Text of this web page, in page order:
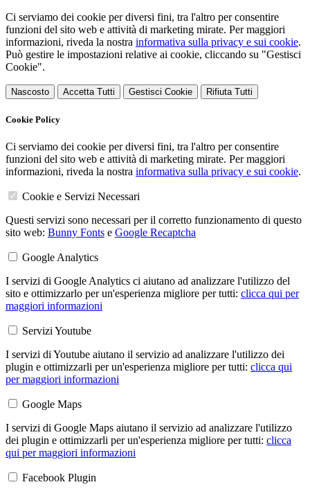
Ci serviamo dei cookie per diversi fini, tra l'altro per consentire
funzioni del sito web e attività di marketing mirate. Per maggiori
informazioni, riveda la nostra informativa sulla privacy e sui cookie.
Può gestire le impostazioni relative ai cookie, cliccando su "Gestisci
Cookie".
Nascosto Accetta Tutti Gestisci Cookie Rifiuta Tutti
Cookie Policy
Ci serviamo dei cookie per diversi fini, tra l'altro per consentire
funzioni del sito web e attività di marketing mirate. Per maggiori
informazioni, riveda la nostra informativa sulla privacy e sui cookie.
Cookie e Servizi Necessari
Questi servizi sono necessari per il corretto funzionamento di questo
sito web: Bunny Fonts e Google Recaptcha
Google Analytics
I servizi di Google Analytics ci aiutano ad analizzare l'utilizzo del
sito e ottimizzarlo per un'esperienza migliore per tutti: clicca qui per
maggiori informazioni
Servizi Youtube
I servizi di Youtube aiutano il servizio ad analizzare l'utilizzo dei
plugin e ottimizzarli per un'esperienza migliore per tutti: clicca qui
per maggiori informazioni
Google Maps
I servizi di Google Maps aiutano il servizio ad analizzare l'utilizzo
dei plugin e ottimizzarli per un'esperienza migliore per tutti: clicca
qui per maggiori informazioni
Facebook Plugin